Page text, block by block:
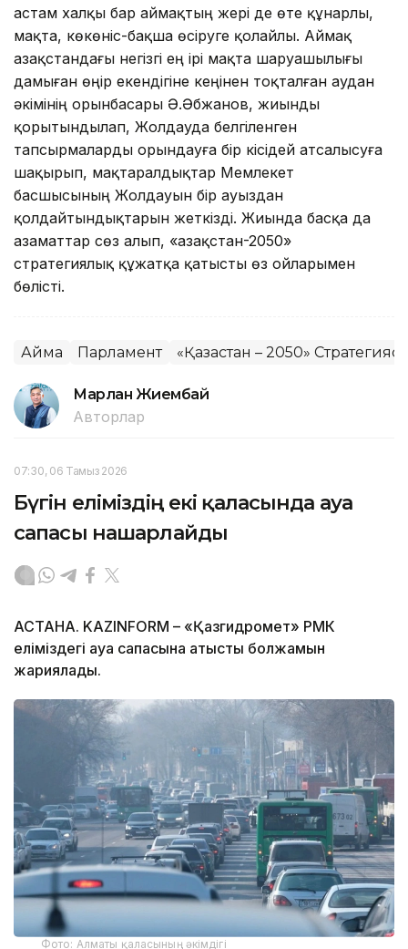
астам халқы бар аймақтың жері де өте құнарлы,
мақта, көкөніс-бақша өсіруге қолайлы. Аймақ
Қазақстандағы негізгі ең ірі мақта шаруашылығы
дамыған өңір екендігіне кеңінен тоқталған аудан
әкімінің орынбасары Ә.Әбжанов, жиынды
қорытындылап, Жолдауда белгіленген
тапсырмаларды орындауға бір кісідей атсалысуға
шақырып, мақтаралдықтар Мемлекет
басшысының Жолдауын бір ауыздан
қолдайтындықтарын жеткізді. Жиында басқа да
азаматтар сөз алып, «Қазақстан-2050»
стратегиялық құжатқа қатысты өз ойларымен
бөлісті.
Аймақ Парламент «Қазақстан – 2050»
Марлан Жиембай
Авторлар
07:30, 06 Тамыз 2026
Бүгін еліміздің екі қаласында ауа
сапасы нашарлайды
АСТАНА. KAZINFORM – «Қазгидромет» РМК
еліміздегі ауа сапасына қатысты болжамын
жариялады.
Фото: Алматы қаласының әкімдігі